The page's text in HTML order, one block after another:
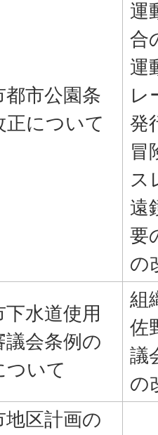
都市公園条
正について
運
合
運
レ
発
冒
ス
遠
要
の
下水道使用
議会条例の
ついて
組
佐
議
の
地区計画の